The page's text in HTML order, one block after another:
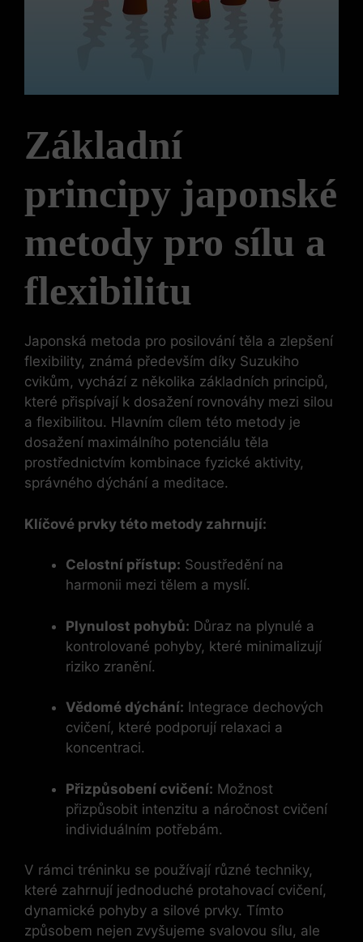
Základní
principy japonské
metody pro sílu a
flexibilitu
Japonská ⁣metoda pro posilování těla ‌a zlepšení
flexibility, ‍známá především díky Suzukiho
cvikům, vychází z několika základních principů,
které přispívají k dosažení rovnováhy mezi silou
a flexibilitou. Hlavním cílem této metody je
dosažení maximálního potenciálu těla
prostřednictvím kombinace fyzické aktivity,
správného dýchání⁤ a meditace.
Klíčové prvky této metody zahrnují:
Celostní přístup: Soustředění na
harmonii mezi tělem a⁤ myslí.
Plynulost pohybů: Důraz na plynulé a
kontrolované ⁢pohyby, které minimalizují
riziko zranění.
Vědomé dýchání: Integrace dechových
cvičení, které podporují relaxaci a
koncentraci.
Přizpůsobení cvičení: Možnost
přizpůsobit intenzitu a náročnost cvičení
individuálním potřebám.
V ⁢rámci ​tréninku se používají různé⁤ techniky,
které‍ zahrnují jednoduché protahovací cvičení,
dynamické pohyby a silové prvky. Tímto
způsobem nejen zvyšujeme svalovou sílu, ale